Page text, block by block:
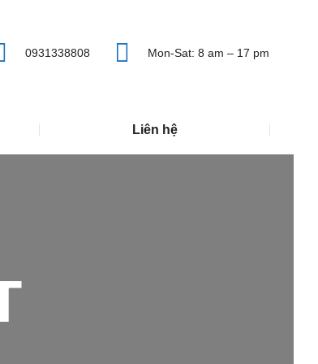
0931338808 Mon-Sat: 8 am – 17 pm
Liên hệ